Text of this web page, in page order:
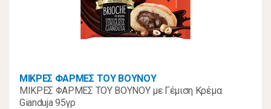
ΜΙΚΡΕΣ ΦΑΡΜΕΣ ΤΟΥ ΒΟΥΝΟΥ
ΜΙΚΡΕΣ ΦΑΡΜΕΣ ΤΟΥ ΒΟΥΝΟΥ με Γέμιση Κρέμα
Gianduja 95γρ